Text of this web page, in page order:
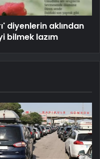
diyenlerin aklından
bilmek lazım